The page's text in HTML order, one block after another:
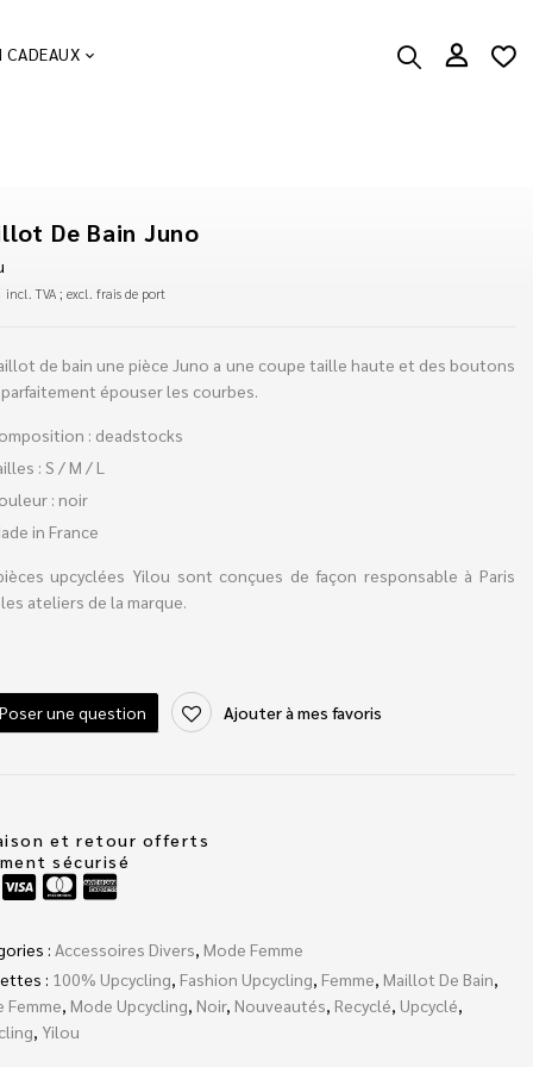
CADEAUX
De Bain Juno
incl. TVA ; excl. frais de port
de bain une pièce Juno a une coupe taille haute et des boutons
épouser les courbes.
: deadstocks
: S / M / L
: noir
in France
upcyclées Yilou sont conçues de façon responsable à Paris
ateliers de la marque.
Poser une question Ajouter à mes favoris
et retour offerts
sécurisé
: Accessoires Divers, Mode Femme
: 100% Upcycling, Fashion Upcycling, Femme, Maillot De Bain,
Femme, Mode Upcycling, Noir, Nouveautés, Recyclé, Upcyclé,
, Yilou